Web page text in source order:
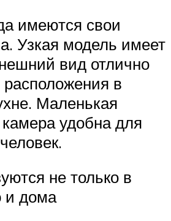
имеются свои
Узкая модель имеет
вид отлично
в
Маленькая
удобна для
не только в
и дома